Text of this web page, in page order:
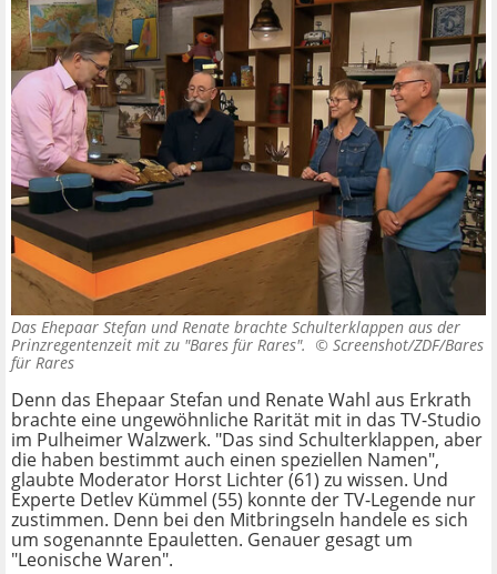
Das Ehepaar Stefan und Renate brachte Schulterklappen aus der
Prinzregentenzeit mit zu "Bares für Rares". © Screenshot/ZDF/Bares
für Rares
Denn das Ehepaar Stefan und Renate Wahl aus Erkrath
brachte eine ungewöhnliche Rarität mit in das TV-Studio
im Pulheimer Walzwerk. "Das sind Schulterklappen, aber
die haben bestimmt auch einen speziellen Namen",
glaubte Moderator Horst Lichter (61) zu wissen. Und
Experte Detlev Kümmel (55) konnte der TV-Legende nur
zustimmen. Denn bei den Mitbringseln handele es sich
um sogenannte Epauletten. Genauer gesagt um
"Leonische Waren".